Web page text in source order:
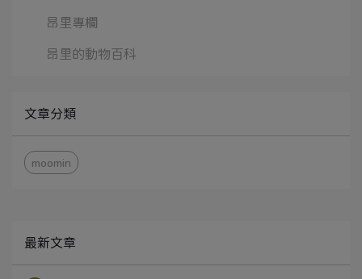
昂里專欄
昂里的動物百科
文章分類
moomin
最新文章